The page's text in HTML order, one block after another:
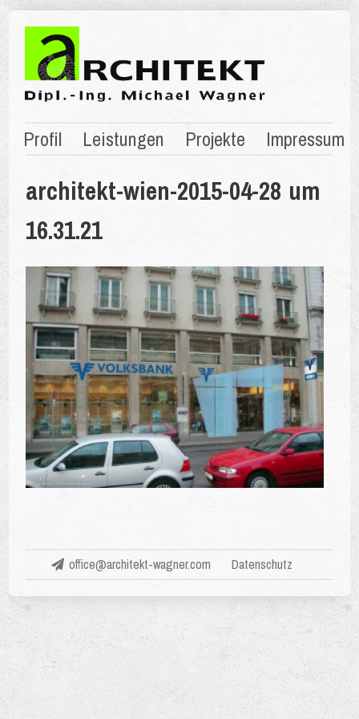
Profil Leistungen Projekte Impressum
architekt-wien-2015-04-28 um
16.31.21
office@architekt-wagner.com Datenschutz